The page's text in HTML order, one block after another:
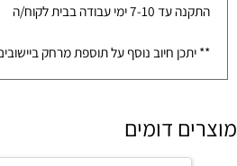
/ כיור בלבד- אספקה עד 4-7 ימי עבודה בבית לקוח/ה
עבודה בבית לקוח/ה